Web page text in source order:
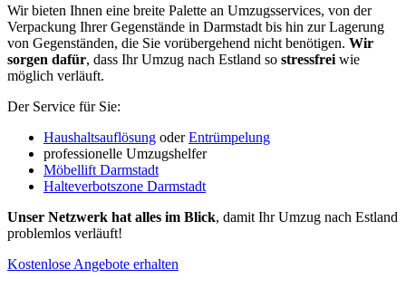
Wir bieten Ihnen eine breite Palette an Umzugsservices, von der
Verpackung Ihrer Gegenstände in Darmstadt bis hin zur Lagerung
von Gegenständen, die Sie vorübergehend nicht benötigen. Wir
sorgen dafür, dass Ihr Umzug nach Estland so stressfrei wie
möglich verläuft.
Der Service für Sie:
Haushaltsauflösung oderEntrümpelung
professionelle Umzugshelfer
Möbellift Darmstadt
Halteverbotszone Darmstadt
Unser Netzwerk hat alles im Blick, damit Ihr Umzug nach Estland
problemlos verläuft!
Kostenlose Angebote erhalten